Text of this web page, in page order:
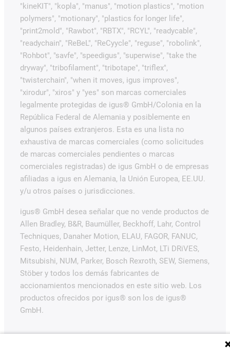
"kineKIT", "kopla", "manus", "motion plastics", "motion
polymers", "motionary", "plastics for longer life",
"print2mold", "Rawbot", "RBTX", "RCYL", "readycable",
"readychain", "ReBeL", "ReCyycle", "reguse", "robolink",
"Rohbot", "savfe", "speedigus", "superwise", "take the
dryway", "tribofilament", "tribotape", "triflex",
"twisterchain", "when it moves, igus improves",
"xirodur", "xiros" y "yes" son marcas comerciales
legalmente protegidas de igus® GmbH/Colonia en la
República Federal de Alemania y posiblemente en
algunos países extranjeros. Esta es una lista no
exhaustiva de marcas comerciales (como solicitudes
de marcas comerciales pendientes o marcas
comerciales registradas) de igus GmbH o de empresas
afiliadas a igus en Alemania, la Unión Europea, EE.UU.
y/u otros países o jurisdicciones.
igus® GmbH desea señalar que no vende productos de
Allen Bradley, B&R, Baumüller, Beckhoff, Lahr, Control
Techniques, Danaher Motion, ELAU, FAGOR, FANUC,
Festo, Heidenhain, Jetter, Lenze, LinMot, LTi DRiVES,
Mitsubishi, NUM, Parker, Bosch Rexroth, SEW, Siemens,
Stöber y todos los demás fabricantes de
accionamientos mencionados en este sitio web. Los
productos ofrecidos por igus® son los de igus®
GmbH.